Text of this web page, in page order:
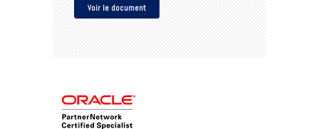
Voir le document